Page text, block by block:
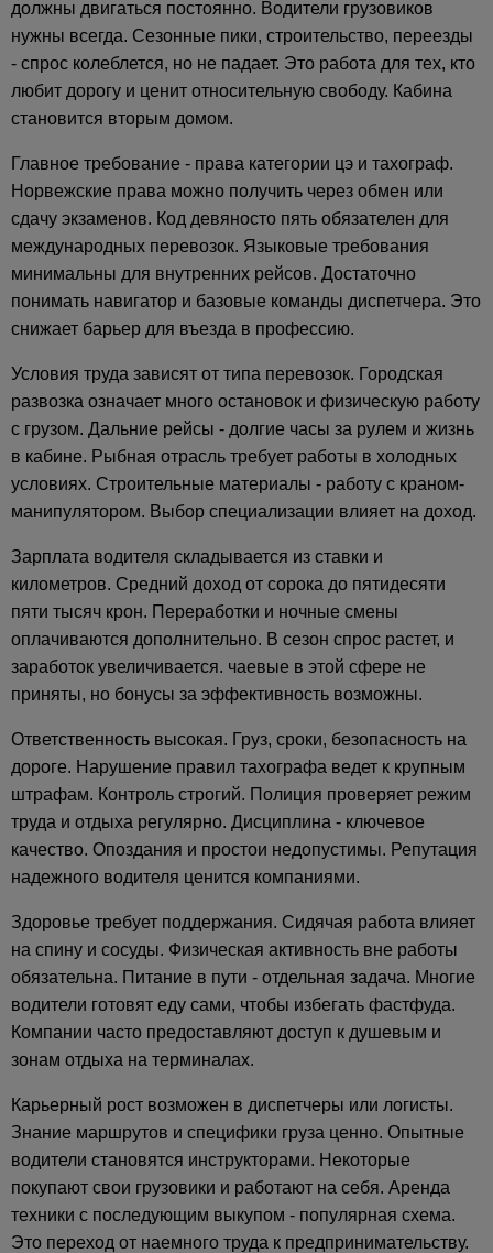
должны двигаться постоянно. Водители грузовиков
нужны всегда. Сезонные пики, строительство, переезды
- спрос колеблется, но не падает. Это работа для тех, кто
любит дорогу и ценит относительную свободу. Кабина
становится вторым домом.
Главное требование - права категории цэ и тахограф.
Норвежские права можно получить через обмен или
сдачу экзаменов. Код девяносто пять обязателен для
международных перевозок. Языковые требования
минимальны для внутренних рейсов. Достаточно
понимать навигатор и базовые команды диспетчера. Это
снижает барьер для въезда в профессию.
Условия труда зависят от типа перевозок. Городская
развозка означает много остановок и физическую работу
с грузом. Дальние рейсы - долгие часы за рулем и жизнь
в кабине. Рыбная отрасль требует работы в холодных
условиях. Строительные материалы - работу с краном-
манипулятором. Выбор специализации влияет на доход.
Зарплата водителя складывается из ставки и
километров. Средний доход от сорока до пятидесяти
пяти тысяч крон. Переработки и ночные смены
оплачиваются дополнительно. В сезон спрос растет, и
заработок увеличивается. чаевые в этой сфере не
приняты, но бонусы за эффективность возможны.
Ответственность высокая. Груз, сроки, безопасность на
дороге. Нарушение правил тахографа ведет к крупным
штрафам. Контроль строгий. Полиция проверяет режим
труда и отдыха регулярно. Дисциплина - ключевое
качество. Опоздания и простои недопустимы. Репутация
надежного водителя ценится компаниями.
Здоровье требует поддержания. Сидячая работа влияет
на спину и сосуды. Физическая активность вне работы
обязательна. Питание в пути - отдельная задача. Многие
водители готовят еду сами, чтобы избегать фастфуда.
Компании часто предоставляют доступ к душевым и
зонам отдыха на терминалах.
Карьерный рост возможен в диспетчеры или логисты.
Знание маршрутов и специфики груза ценно. Опытные
водители становятся инструкторами. Некоторые
покупают свои грузовики и работают на себя. Аренда
техники с последующим выкупом - популярная схема.
Это переход от наемного труда к предпринимательству.